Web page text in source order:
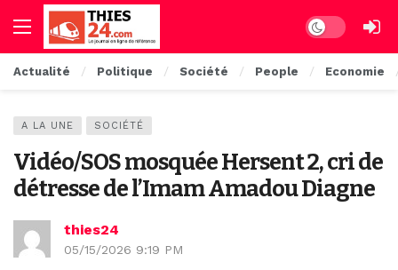
Dark mode
Actualité Politique Société People Economie
A LA UNE SOCIÉTÉ
Vidéo/SOS mosquée Hersent 2, cri de
détresse de l’Imam Amadou Diagne
thies24
05/15/2026 9:19 PM